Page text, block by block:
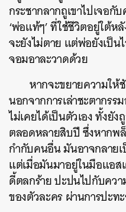
กระชากลากถูเขาไปเจอ
‘พ่อแท้ๆ’ ที่ใช้ชีวิตอยู่ใต้
จะยังไม่ตาย แต่พ่อยังเป็
จอมอาละวาดด้วย
หากจะขยายความให้
นอกจากการเล่าชะตากร
ไม่เคยได้เป็นตัวเอง ทั้งยั
ตลอดหลายสิบปี ซึ่งหากพ
กำกับคนอื่น มันอาจกลาย
แต่เมื่อมันมาอยู่ในมือแอส
ดี้ตลกร้าย ปะปนไปกับคว
ของตัวละคร ผ่านการปะท